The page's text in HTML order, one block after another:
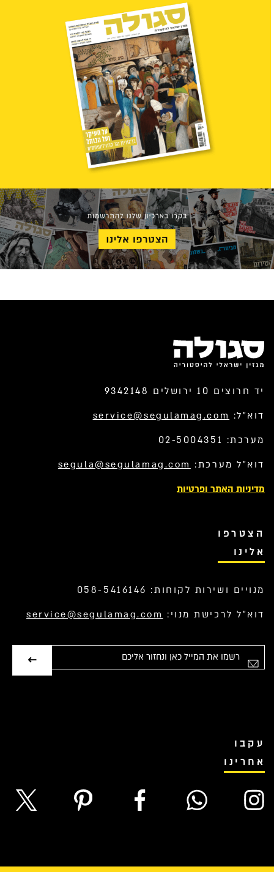
יד חרוצים 10 ירושלים 9342148
דוא”ל: service@segulamag.com
מערכת: 02-5004351
דוא”ל מערכת: segula@segulamag.com
מדיניות האתר ופרטיות
הצטרפו
אלינו
מנויים ושירות לקוחות: 058-5416146
דוא”ל לרכישת מנוי: service@segulamag.com
עקבו
אחרינו